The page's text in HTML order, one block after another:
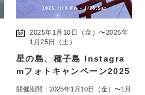
2025年1月10日（金）〜2025年
1月25日（土）
星の島、種子島 Instagra
mフォトキャンペーン2025
開催期間：2025年1月10日（金）〜1月